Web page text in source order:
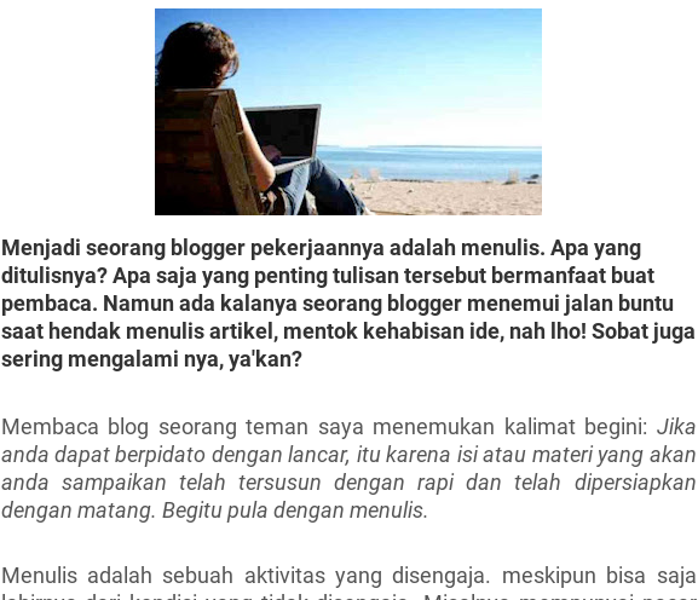
Menjadi seorang blogger pekerjaannya adalah menulis. Apa yang
ditulisnya? Apa saja yang penting tulisan tersebut bermanfaat buat
pembaca. Namun ada kalanya seorang blogger menemui jalan buntu
saat hendak menulis artikel, mentok kehabisan ide, nah lho! Sobat juga
sering mengalami nya, ya'kan?
Membaca blog seorang teman saya menemukan kalimat begini: Jika
anda dapat berpidato dengan lancar, itu karena isi atau materi yang akan
anda sampaikan telah tersusun dengan rapi dan telah dipersiapkan
dengan matang. Begitu pula dengan menulis.
Menulis adalah sebuah aktivitas yang disengaja. meskipun bisa saja